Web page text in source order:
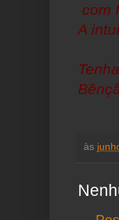
com
A
às